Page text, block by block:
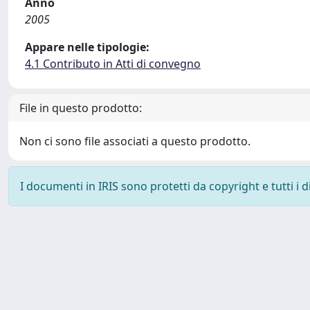
2005
Appare nelle tipologie:
4.1 Contributo in Atti di convegno
File in questo prodotto:
Non ci sono file associati a questo prodotto.
I documenti in IRIS sono protetti da copyright e tutti i